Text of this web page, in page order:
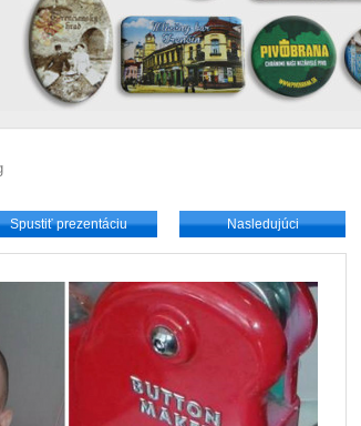
Spustiť prezentáciu Nasledujúci